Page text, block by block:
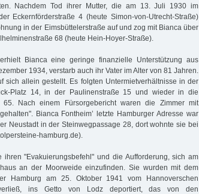
Nachdem Tod ihrer Mutter, die am 13. Juli 1930 im
Eckernförderstraße 4 (heute Simon-von-Utrecht-Straße)
in der Eimsbüttelerstraße auf und zog mit Bianca über
68 (heute Hein-Hoyer-Straße).
Bianca eine geringe finanzielle Unterstützung aus
1934, verstarb auch ihr Vater im Alter von 81 Jahren.
sich allein gestellt. Es folgten Untermietverhältnisse in der
Platz 14, in der Paulinenstraße 15 und wieder in die
65. Nach einem Fürsorgebericht waren die Zimmer mit
Bianca Fontheim’ letzte Hamburger Adresse war
Neustadt in der Steinwegpassage 28, dort wohnte sie bei
hamburg.de).
ihren "Evakuierungsbefehl" und die Aufforderung, sich am
an der Moorweide einzufinden. Sie wurden mit dem
Hamburg am 25. Oktober 1941 vom Hannoverschen
ins Getto von Lodz deportiert, das von den